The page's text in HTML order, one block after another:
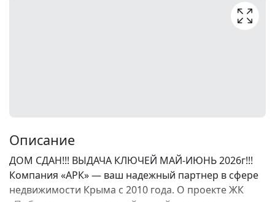
Описание
ДОМ СДАН!!! ВЫДАЧА КЛЮЧЕЙ МАЙ-ИЮНЬ 2026г!!!
Компания «АРК» — ваш надежный партнер в сфере
недвижимости Крыма с 2010 года. О проекте ЖК